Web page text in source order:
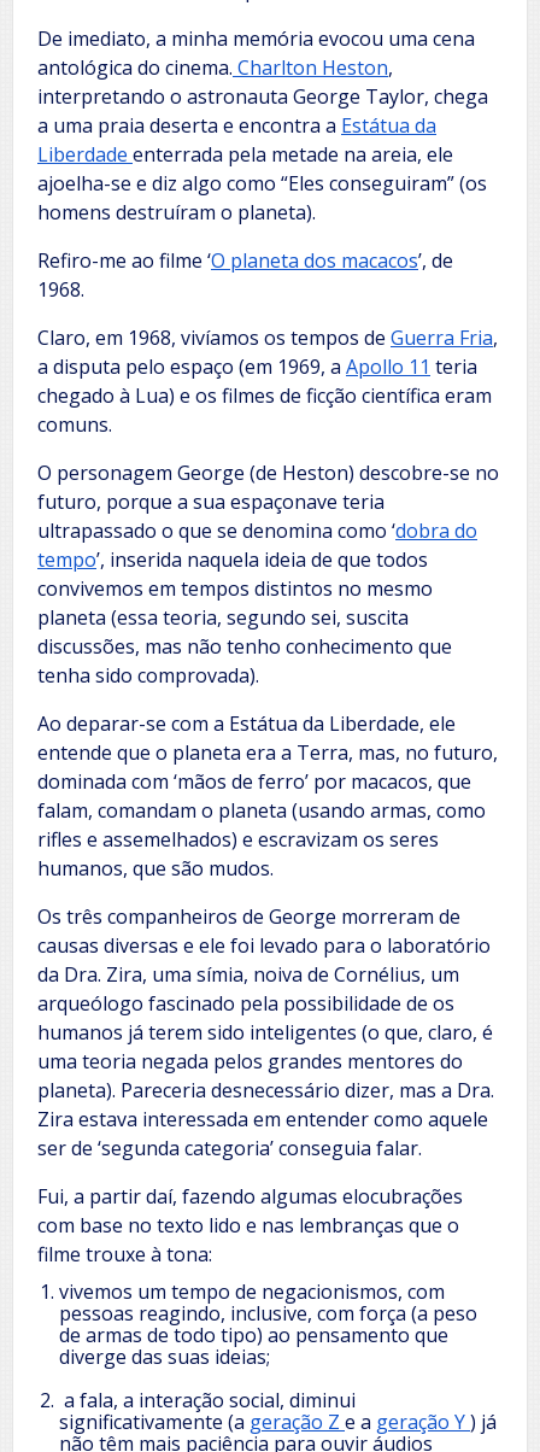
De imediato, a minha memória evocou uma cena
antológica do cinema. Charlton Heston,
interpretando o astronauta George Taylor, chega
a uma praia deserta e encontra a Estátua da
Liberdade enterrada pela metade na areia, ele
ajoelha-se e diz algo como “Eles conseguiram” (os
homens destruíram o planeta).
Refiro-me ao filme ‘O planeta dos macacos’, de
1968.
Claro, em 1968, vivíamos os tempos de Guerra Fria,
a disputa pelo espaço (em 1969, a Apollo 11 teria
chegado à Lua) e os filmes de ficção científica eram
comuns.
O personagem George (de Heston) descobre-se no
futuro, porque a sua espaçonave teria
ultrapassado o que se denomina como ‘dobra do
tempo’, inserida naquela ideia de que todos
convivemos em tempos distintos no mesmo
planeta (essa teoria, segundo sei, suscita
discussões, mas não tenho conhecimento que
tenha sido comprovada).
Ao deparar-se com a Estátua da Liberdade, ele
entende que o planeta era a Terra, mas, no futuro,
dominada com ‘mãos de ferro’ por macacos, que
falam, comandam o planeta (usando armas, como
rifles e assemelhados) e escravizam os seres
humanos, que são mudos.
Os três companheiros de George morreram de
causas diversas e ele foi levado para o laboratório
da Dra. Zira, uma símia, noiva de Cornélius, um
arqueólogo fascinado pela possibilidade de os
humanos já terem sido inteligentes (o que, claro, é
uma teoria negada pelos grandes mentores do
planeta). Pareceria desnecessário dizer, mas a Dra.
Zira estava interessada em entender como aquele
ser de ‘segunda categoria’ conseguia falar.
Fui, a partir daí, fazendo algumas elocubrações
com base no texto lido e nas lembranças que o
filme trouxe à tona:
vivemos um tempo de negacionismos, com
pessoas reagindo, inclusive, com força (a peso
de armas de todo tipo) ao pensamento que
diverge das suas ideias;
a fala, a interação social, diminui
significativamente (a geração Z e a geração Y) já
não têm mais paciência para ouvir áudios